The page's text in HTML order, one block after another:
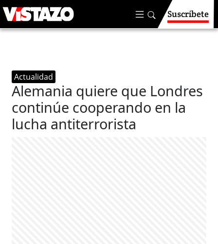
Suscríbete
Actualidad
Alemania quiere que Londres
continúe cooperando en la
lucha antiterrorista